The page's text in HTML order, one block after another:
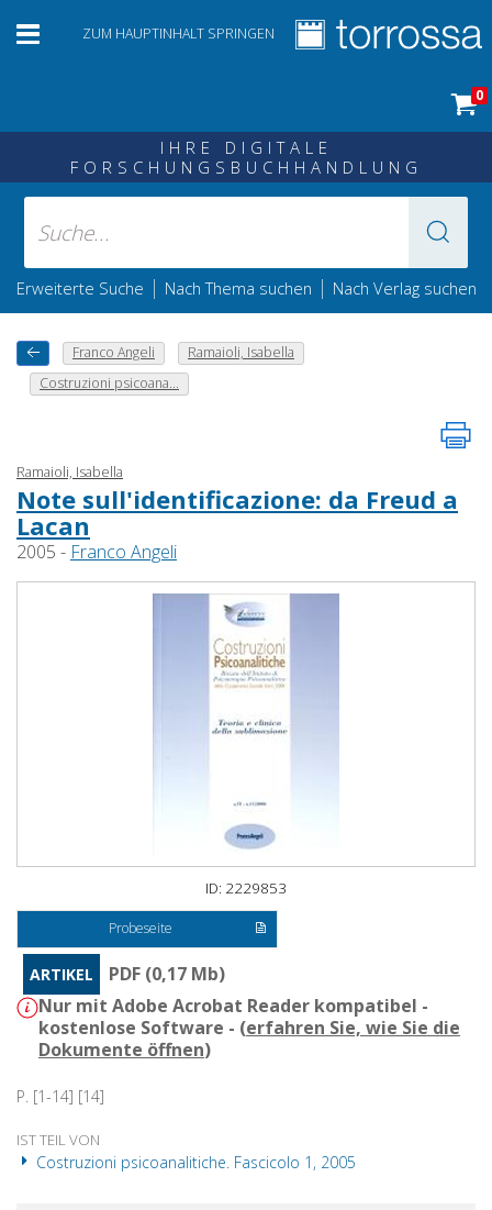
ZUM HAUPTINHALT SPRINGEN
0
IHRE DIGITALE
FORSCHUNGSBUCHHANDLUNG
Erweiterte Suche | Nach Thema suchen | Nach Verlag suchen
Franco Angeli
Ramaioli, Isabella
Costruzioni psicoana...
Ramaioli, Isabella
Note sull'identificazione: da Freud a
Lacan
2005 - Franco Angeli
ID: 2229853
Probeseite
ARTIKEL
PDF (0,17 Mb)
Nur mit Adobe Acrobat Reader kompatibel -
kostenlose Software - (erfahren Sie, wie Sie die
Dokumente öffnen)
P. [1-14] [14]
IST TEIL VON
Costruzioni psicoanalitiche. Fascicolo 1, 2005